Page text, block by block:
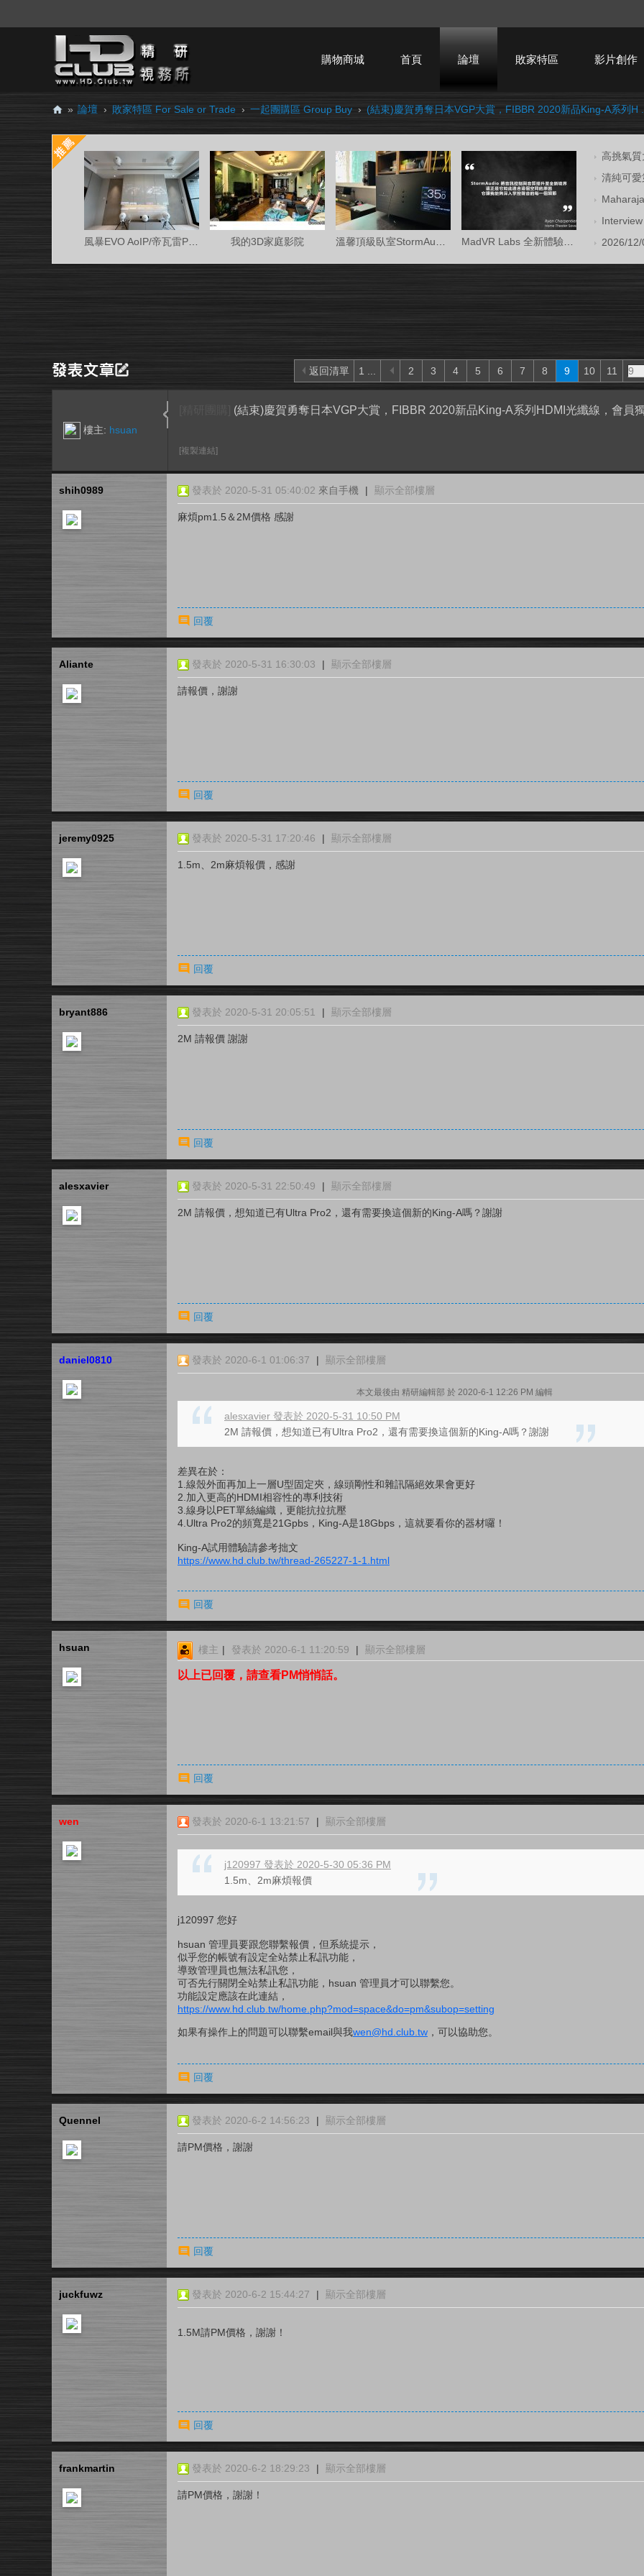
購物商城 首頁 論壇 敗家特區 影片創作
D.
Cl
» 論壇 › 敗家特區 For Sale or Trade › 一起團購區 Group Buy › (結束)慶賀勇奪日本VGP大賞，FIBBR 2020新品King-A系列H
我的3D家庭影院
高挑氣
清純可
2026/
1 ... 2 3 4 5 6 7 8 9 10 11
返回清單
樓主: hsuan
(結束)慶賀勇奪日本VGP大賞，FIBBR 2020新品King-A系列HDMI光纖線，會員
[複製連結]
shih0989 發表於 2020-5-31 05:40:02 來自手機 | 顯示全部樓層
麻煩pm1.5＆2M價格 感謝
回覆
Aliante 發表於 2020-5-31 16:30:03 | 顯示全部樓層
請報價，謝謝
回覆
jeremy0925 發表於 2020-5-31 17:20:46 | 顯示全部樓層
1.5m、2m麻煩報價，感謝
回覆
bryant886 發表於 2020-5-31 20:05:51 | 顯示全部樓層
2M 請報價 謝謝
回覆
alesxavier 發表於 2020-5-31 22:50:49 | 顯示全部樓層
2M 請報價，想知道已有Ultra Pro2，還有需要換這個新的King-A嗎？謝謝
回覆
daniel0810 發表於 2020-6-1 01:06:37 | 顯示全部樓層
本文最後由 精研編輯部 於 2020-6-1 12:26 PM 編輯
alesxavier 發表於 2020-5-31 10:50 PM
2M 請報價，想知道已有Ultra Pro2，還有需要換這個新的King-A嗎？謝謝
差異在於：
1.線殼外面再加上一層U型固定夾，線頭剛性和雜訊隔絕效果會更好
2.加入更高的HDMI相容性的專利技術
3.線身以PET單絲編織，更能抗拉抗壓
4.Ultra Pro2的頻寬是21Gpbs，King-A是18Gbps，這就要看你的器材囉！
King-A試用體驗請參考拙文
https://www.hd.club.tw/thread-265227-1-1.html
回覆
hsuan 樓主 | 發表於 2020-6-1 11:20:59 | 顯示全部樓層
以上已回覆，請查看PM悄悄話。
回覆
wen 發表於 2020-6-1 13:21:57 | 顯示全部樓層
j120997 發表於 2020-5-30 05:36 PM
1.5m、2m麻煩報價
j120997 您好
hsuan 管理員要跟您聯繫報價，但系統提示，
似乎您的帳號有設定全站禁止私訊功能，
導致管理員也無法私訊您，
可否先行關閉全站禁止私訊功能，hsuan 管理員才可以聯繫您。
功能設定應該在此連結，
https://www.hd.club.tw/home.php?mod=space&do=pm&subop=setting
如果有操作上的問題可以聯繫email與我wen@hd.club.tw ，可以協助您。
回覆
Quennel 發表於 2020-6-2 14:56:23 | 顯示全部樓層
請PM價格，謝謝
回覆
juckfuwz 發表於 2020-6-2 15:44:27 | 顯示全部樓層
1.5M請PM價格，謝謝！
回覆
frankmartin 發表於 2020-6-2 18:29:23 | 顯示全部樓層
請PM價格，謝謝！